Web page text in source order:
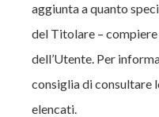
aggiunta a quanto
del Titolare –
dell’Utente. Per
consiglia di consultare
elencati.